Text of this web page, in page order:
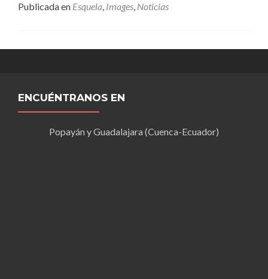
Publicada en Esquela, Images, Noticias
ENCUÉNTRANOS EN
Popayán y Guadalajara (Cuenca-Ecuador)